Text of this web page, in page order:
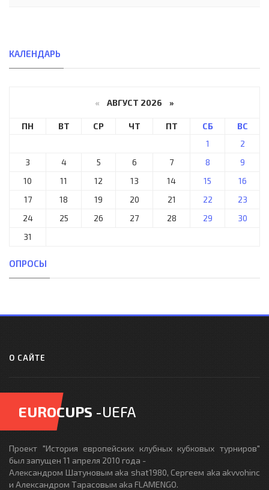
КАЛЕНДАРЬ
« АВГУСТ 2026 »
ПН ВТ СР ЧТ ПТ СБ
ВС
1
2
3
4 5 6 7 8
9
10
11 12 13 14 15
16
17
18 19 20 21 22
23
24
25 26 27 28 29
30
31
ОПРОСЫ
О САЙТЕ
EUROCUPS -UEFA
Проект "История европейских клубных кубковых турниров"
был запущен 11 апреля 2010 года -
Александром Шатуновым aka shat1980, Сергеем aka akvvohinc
и Александром Тарасовым aka FLAMENGO.